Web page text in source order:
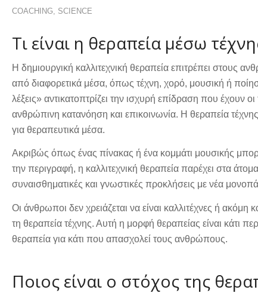
COACHING, SCIENCE
Τι είναι η θεραπεία μέσω
Η δημιουργική καλλιτεχνική θεραπεία επιτρέπει στους
από διαφορετικά μέσα, όπως τέχνη, χορό, μουσική ή
λέξεις» αντικατοπτρίζει την ισχυρή επίδραση που έχουν
ανθρώπινη κατανόηση και επικοινωνία. Η θεραπεία
για θεραπευτικά μέσα.
Ακριβώς όπως ένας πίνακας ή ένα κομμάτι μουσικής
την περιγραφή, η καλλιτεχνική θεραπεία παρέχει στα
συναισθηματικές και γνωστικές προκλήσεις με νέα
Οι άνθρωποι δεν χρειάζεται να είναι καλλιτέχνες ή
τη θεραπεία τέχνης. Αυτή η μορφή θεραπείας είναι κάτι
θεραπεία για κάτι που απασχολεί τους ανθρώπους.
Ποιος είναι ο στόχος της